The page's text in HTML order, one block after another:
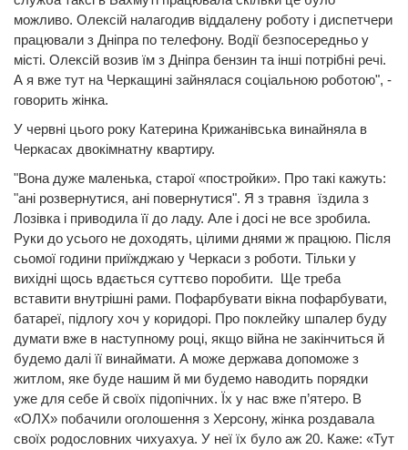
можливо. Олексій налагодив віддалену роботу і диспетчери
працювали з Дніпра по телефону. Водії безпосередньо у
місті. Олексій возив їм з Дніпра бензин та інші потрібні речі.
А я вже тут на Черкащині зайнялася соціальною роботою", -
говорить жінка.
У червні цього року Катерина Крижанівська винайняла в
Черкасах двокімнатну квартиру.
"Вона дуже маленька, старої «постройки». Про такі кажуть:
"ані розвернутися, ані повернутися". Я з травня їздила з
Лозівка і приводила її до ладу. Але і досі не все зробила.
Руки до усього не доходять, цілими днями ж працюю. Після
сьомої години приїжджаю у Черкаси з роботи. Тільки у
вихідні щось вдається суттєво поробити. Ще треба
вставити внутрішні рами. Пофарбувати вікна пофарбувати,
батареї, підлогу хоч у коридорі. Про поклейку шпалер буду
думати вже в наступному році, якщо війна не закінчиться й
будемо далі її винаймати. А може держава допоможе з
житлом, яке буде нашим й ми будемо наводить порядки
уже для себе й своїх підопічних. Їх у нас вже п’ятеро. В
«ОЛХ» побачили оголошення з Херсону, жінка роздавала
своїх родословних чихуахуа. У неї їх було аж 20. Каже: «Тут